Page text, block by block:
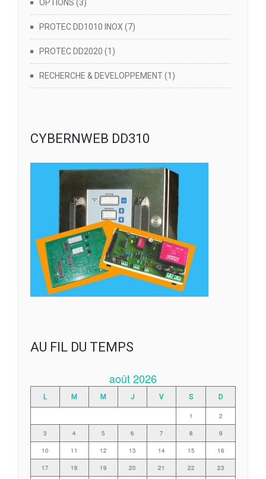
OPTIONS (3)
PROTEC DD1010 INOX (7)
PROTEC DD2020 (1)
RECHERCHE & DEVELOPPEMENT(1)
CYBERNWEB DD310
AU FIL DU TEMPS
août 2026
L M M J V S D
1 2
3 4 5 6 7 8 9
10 11 12 13 14 15 16
17 18 19 20 21 22 23